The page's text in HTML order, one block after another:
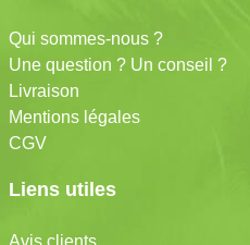
Qui sommes-nous ?
Une question ? Un conseil ?
Livraison
Mentions légales
CGV
Liens utiles
Avis clients